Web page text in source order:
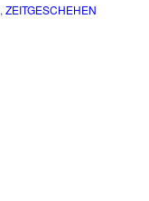
, ZEITGESCHEHEN